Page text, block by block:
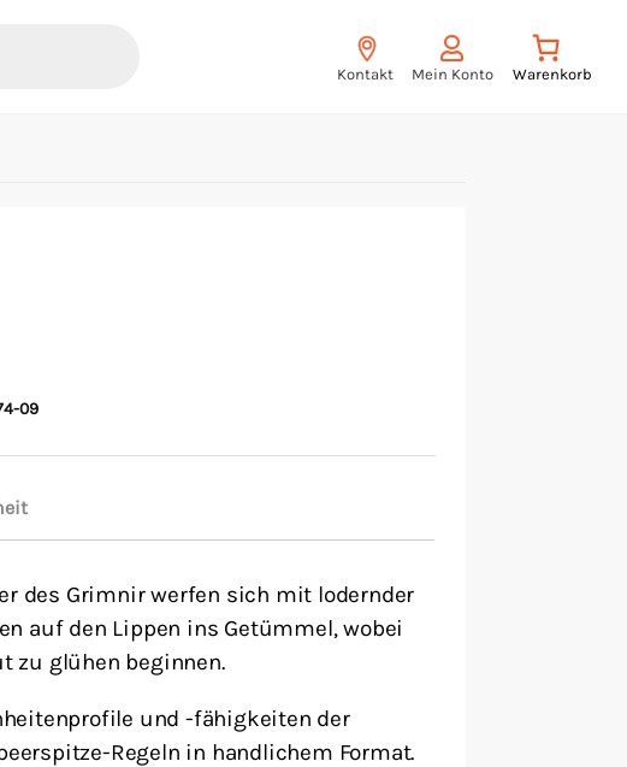
Kontakt Mein Konto
09
des Grimnir werfen sich mit lodernder
auf den Lippen ins Getümmel, wobei
zu glühen beginnen.
und -fähigkeiten der
Regeln in handlichem Format.